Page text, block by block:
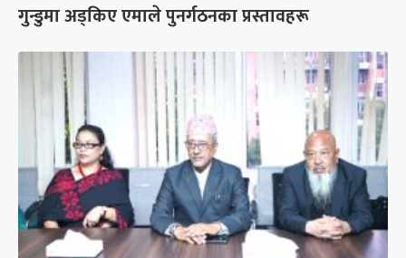
गुन्डुमा अड्किए एमाले पुनर्गठनका प्रस्तावहरू